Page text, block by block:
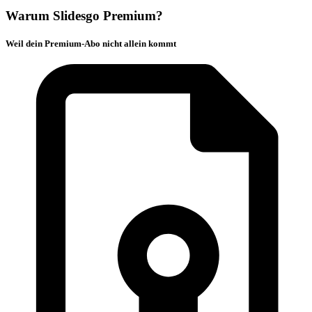
Warum Slidesgo Premium?
Weil dein Premium-Abo nicht allein kommt